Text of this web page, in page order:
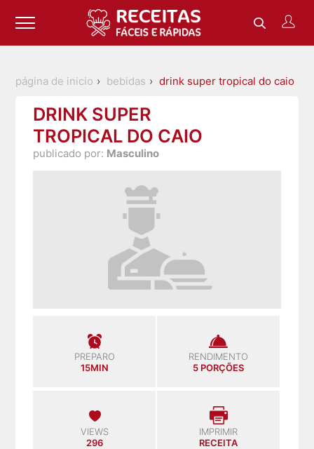
página de inicio bebidas drink super tropical do caio
DRINK SUPER
TROPICAL DO CAIO
publicado por: Masculino
PREPARO
15MIN
RENDIMENTO
5 PORÇÕES
VIEWS
296
IMPRIMIR
RECEITA